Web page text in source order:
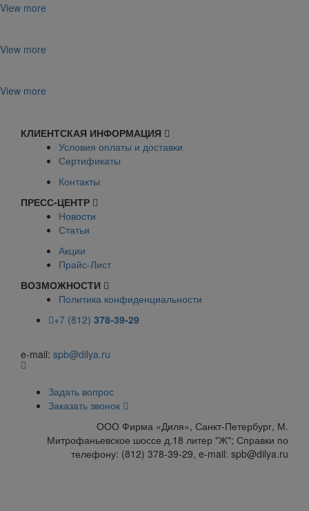
View more
View more
View more
КЛИЕНТСКАЯ ИНФОРМАЦИЯ
Условия оплаты и доставки
Сертификаты
Контакты
ПРЕСС-ЦЕНТР
Новости
Статьи
Акции
Прайс-Лист
ВОЗМОЖНОСТИ
Политика конфиденциальности
+7 (812) 378-39-29
e-mail: spb@dilya.ru
Задать вопрос
Заказать звонок
ООО Фирма «Диля», Санкт-Петербург, М.
Митрофаньевское шоссе д.18 литер "Ж"; Справки по
телефону: (812) 378-39-29, e-mail: spb@dilya.ru